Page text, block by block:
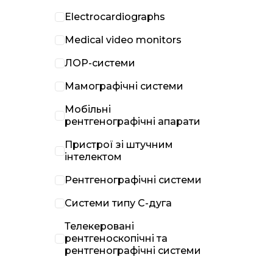
Electrocardiographs
Medical video monitors
ЛОР-системи
Мамографічні системи
Мобільні
рентгенографічні апарати
Пристрої зі штучним
інтелектом
Рентгенографічні системи
Системи типу С-дуга
Телекеровані
рентгеноскопічні та
рентгенографічні системи